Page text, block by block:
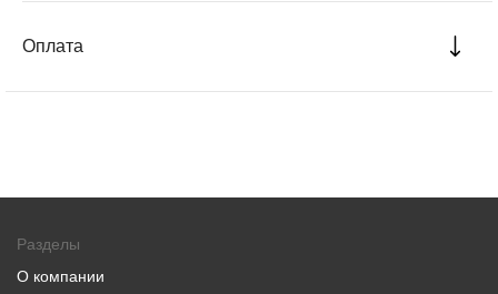
Оплата
Разделы
О компании